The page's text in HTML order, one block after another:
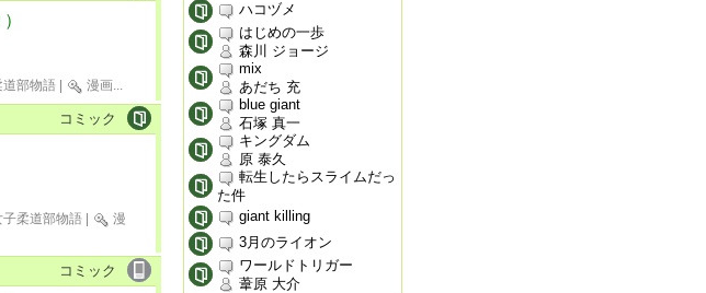
道部物語 漫画...
コミック
子柔道部物語
漫
コミック
ハコヅメ
はじめの一歩
森川 ジョージ
mix
あだち 充
blue giant
石塚 真一
キングダム
原 泰久
転生したらスライムだっ
た件
giant killing
3月のライオン
ワールドトリガー
葦原 大介